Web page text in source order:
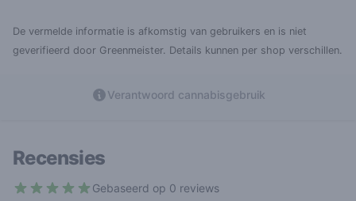
De vermelde informatie is afkomstig van gebruikers en is niet
geverifieerd door Greenmeister. Details kunnen per shop verschillen.
Verantwoord cannabisgebruik
Recensies
Gebaseerd op 0 reviews